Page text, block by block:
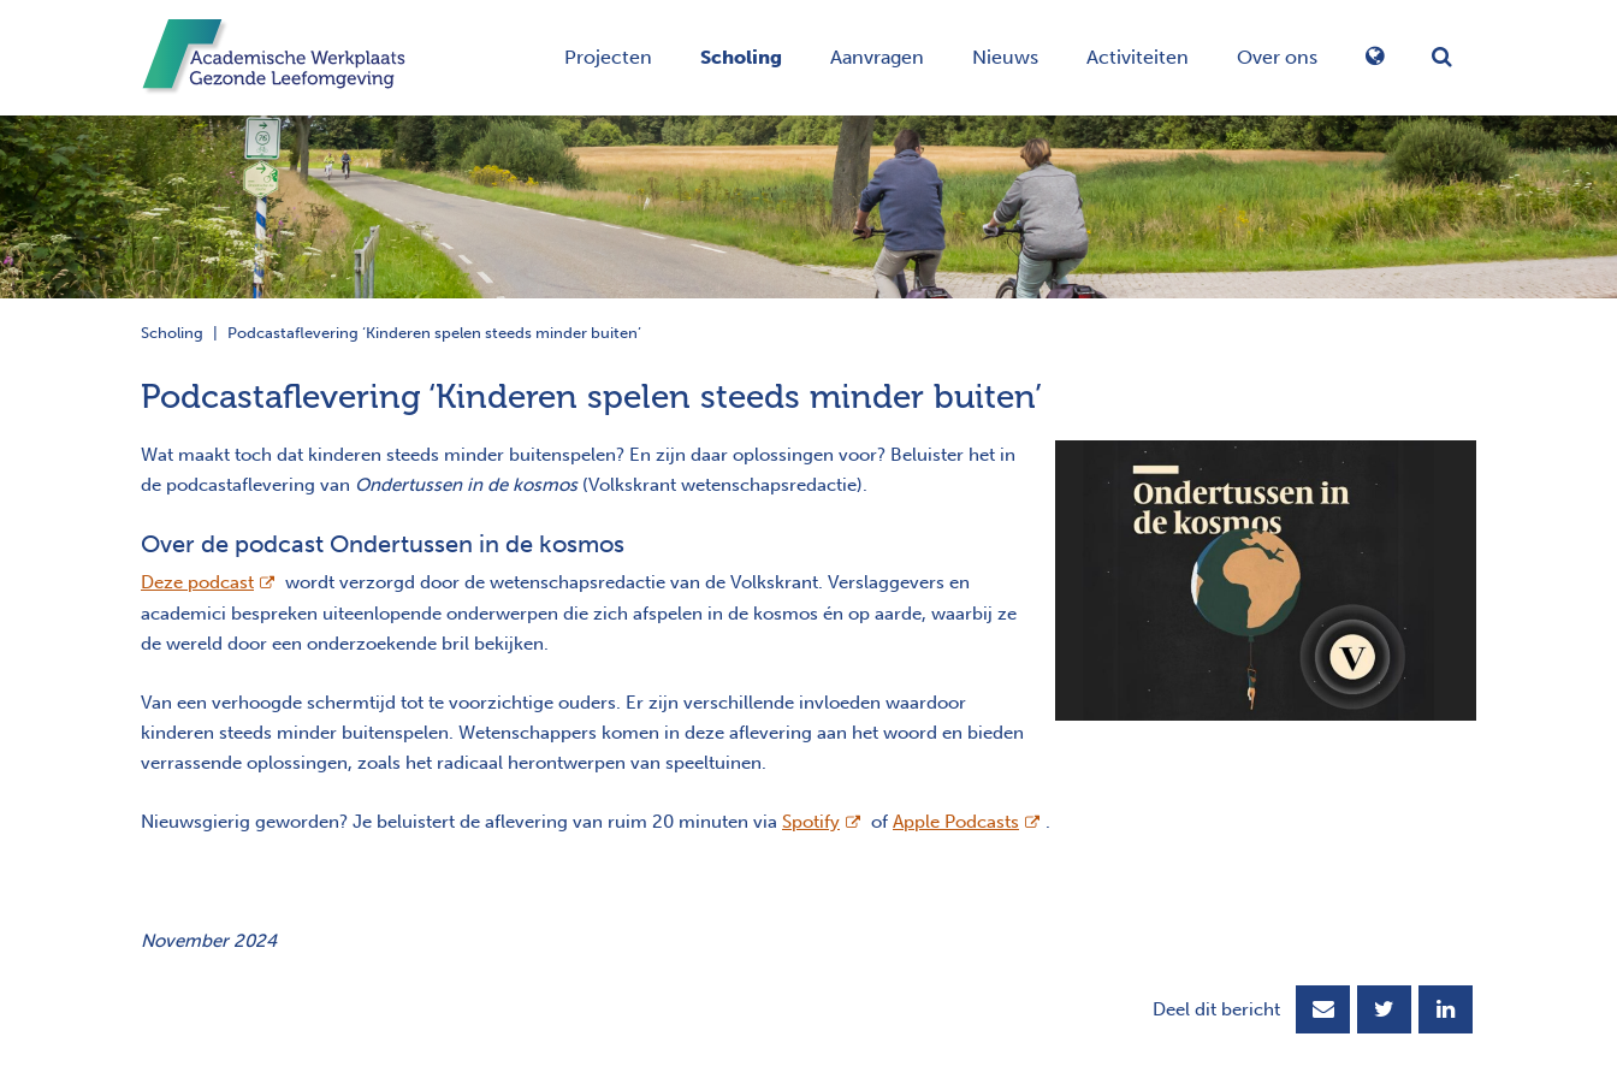
Projecten Scholing Aanvragen Nieuws Activiteiten
Over ons
Scholing Podcastaflevering ‘Kinderen spelen steeds minder buiten’
Podcastaflevering ‘Kinderen spelen steeds minder buiten’
Wat maakt toch dat kinderen steeds minder buitenspelen? En zijn daar oplossingen voor? Beluister het in
de podcastaflevering van Ondertussen in de kosmos(Volkskrant wetenschapsredactie).
Over de podcast Ondertussen in de kosmos
Deze podcastopent nieuw scherm
wordt verzorgd door de wetenschapsredactie van de Volkskrant. Verslaggevers en
academici bespreken uiteenlopende onderwerpen die zich afspelen in de kosmos én op aarde, waarbij ze
de wereld door een onderzoekende bril bekijken.
Van een verhoogde schermtijd tot te voorzichtige ouders. Er zijn verschillende invloeden waardoor
kinderen steeds minder buitenspelen. Wetenschappers komen in deze aflevering aan het woord en bieden
verrassende oplossingen, zoals het radicaal herontwerpen van speeltuinen.
Nieuwsgierig geworden? Je beluistert de aflevering van ruim 20 minuten via Spotifyopent nieuw scherm
of Apple Podcasts opent nieuw scherm
.
November 2024
Deel dit bericht